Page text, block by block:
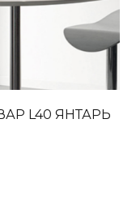
L40 ЯНТАРЬ